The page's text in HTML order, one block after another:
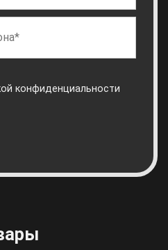
конфиденциальности